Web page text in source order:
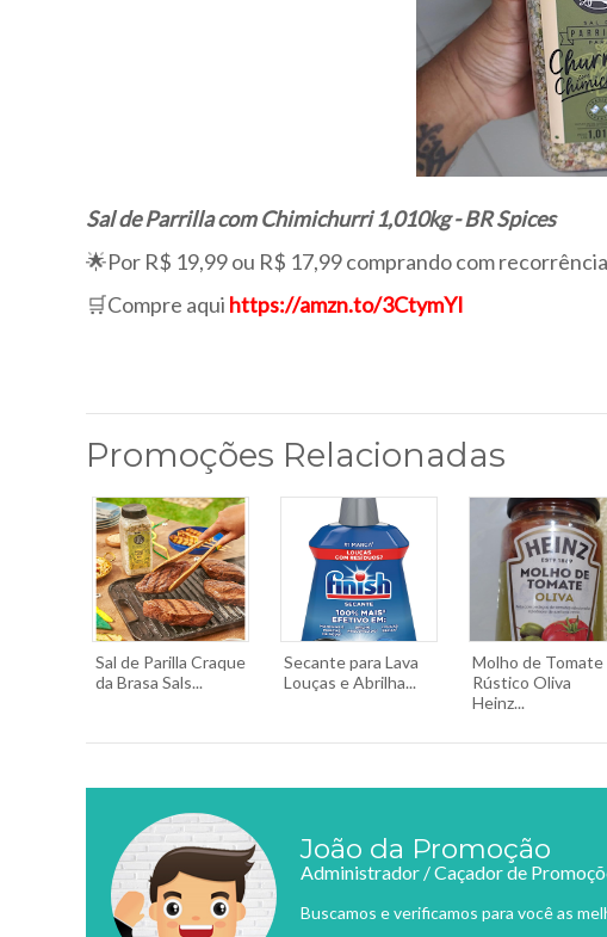
Sal de Parrilla com Chimichurri 1,010kg - BR Spices
🌟Por R$ 19,99 ou R$ 17,99 comprando com recorrência
🛒Compre aqui https://amzn.to/3CtymYI
Promoções Relacionadas
Sal de Parilla Craque
da Brasa Sals...
Secante para Lava
Louças e Abrilha...
Molho de Tomate
Rústico Oliva
Heinz...
João da Promoção
Administrador / Caçador de
Buscamos e verificamos para você as